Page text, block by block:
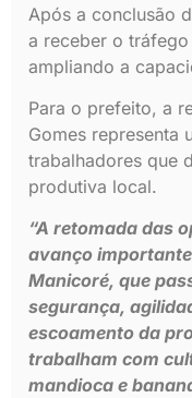
Após a conclusão
a receber o
ampliando a
Para o prefeito, a
Gomes representa
trabalhadores que
produtiva local.
“A retomada das
avanço
Manicoré, que
segurança,
escoamento da
trabalham com
mandioca e